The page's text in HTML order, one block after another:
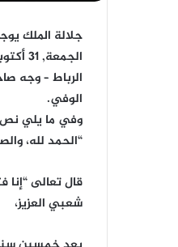
جلالة الملك
الجمعة, 31 أكتوبر, 2025 – 20:29
الرباط – وجه
الوفي.
وفي ما يلي نص
“الحمد لله،
قال تعالى “إنا
شعبي العزيز،